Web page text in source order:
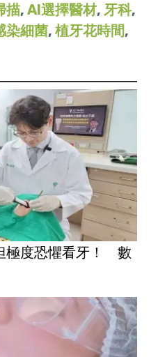
描, AI選擇醫材, 牙科,
染細菌, 植牙花時間,
極度恐懼看牙！ 數